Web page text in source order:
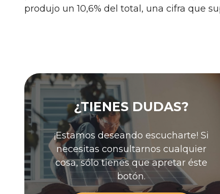
produjo un 10,6% del total, una cifra que
¿TIENES DUDAS?
¡Estamos deseando escucharte! Si
necesitas consultarnos cualquier
cosa, sólo tienes que apretar éste
botón.